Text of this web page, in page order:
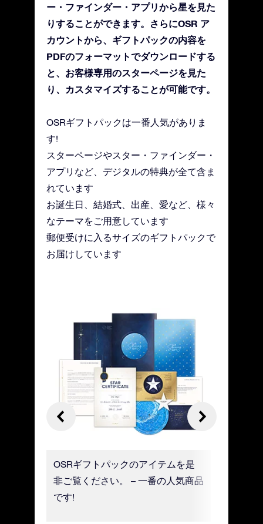
ー・ファインダー・アプリから星を見た
りすることができます。さらにOSR ア
カウントから、ギフトパックの内容を
PDFのフォーマットでダウンロードする
と、お客様専用のスターページを見た
り、カスタマイズすることが可能です。
OSRギフトパックは一番人気がありま
す!
スターページやスター・ファインダー・
アプリなど、デジタルの特典が全て含ま
れています
お誕生日、結婚式、出産、愛など、様々
なテーマをご用意しています
郵便受けに入るサイズのギフトパックで
お届けしています
OSRギフトパックのアイテムを是
非ご覧ください。 – 一番の人気商品
です!